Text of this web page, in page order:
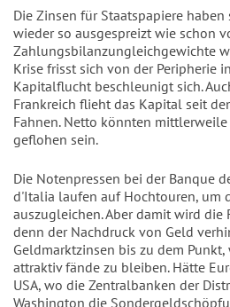
Die Zinsen für Staatspapiere
wieder so ausgespreizt wie schon
Zahlungsbilanzungleichgewichte
Krise frisst sich von der Peripherie
Kapitalflucht beschleunigt sich.
Frankreich flieht das Kapital seit
Fahnen. Netto könnten
geflohen sein.
Die Notenpressen bei der Banque
d'Italia laufen auf Hochtouren, um
auszugleichen. Aber damit wird die
denn der Nachdruck von Geld
Geldmarktzinsen bis zu dem
attraktiv fände zu bleiben. Hätte
USA, wo die Zentralbanken der
Washington die